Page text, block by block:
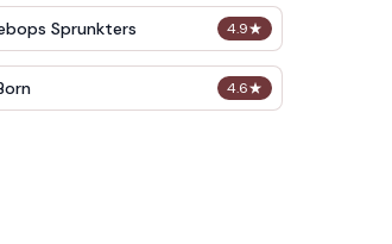
4.9★
Sprunkters
4.6★